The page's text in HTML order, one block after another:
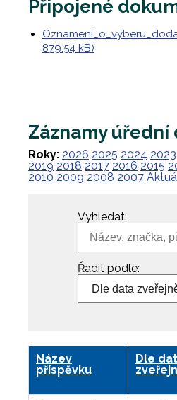
Připojené
879.54 kB)
Záznamy úřední
Roky: 2026 2025 2024 2023
2019 2018 2017 2016 2015
2010 2009 2008 2007
Vyhledat:
Řadit podle:
Název
příspěvku
Dle